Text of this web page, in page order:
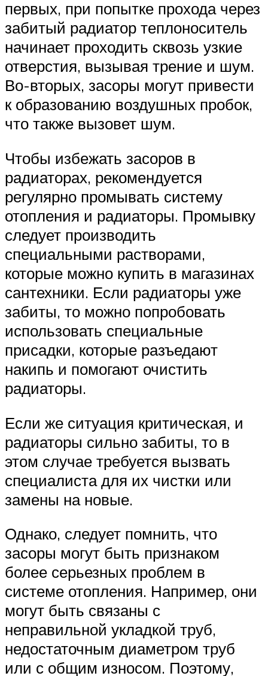
первых, при попытке прохода через
забитый радиатор теплоноситель
начинает проходить сквозь узкие
отверстия, вызывая трение и шум.
Во-вторых, засоры могут привести
к образованию воздушных пробок,
что также вызовет шум.
Чтобы избежать засоров в
радиаторах, рекомендуется
регулярно промывать систему
отопления и радиаторы. Промывку
следует производить
специальными растворами,
которые можно купить в магазинах
сантехники. Если радиаторы уже
забиты, то можно попробовать
использовать специальные
присадки, которые разъедают
накипь и помогают очистить
радиаторы.
Если же ситуация критическая, и
радиаторы сильно забиты, то в
этом случае требуется вызвать
специалиста для их чистки или
замены на новые.
Однако, следует помнить, что
засоры могут быть признаком
более серьезных проблем в
системе отопления. Например, они
могут быть связаны с
неправильной укладкой труб,
недостаточным диаметром труб
или с общим износом. Поэтому,